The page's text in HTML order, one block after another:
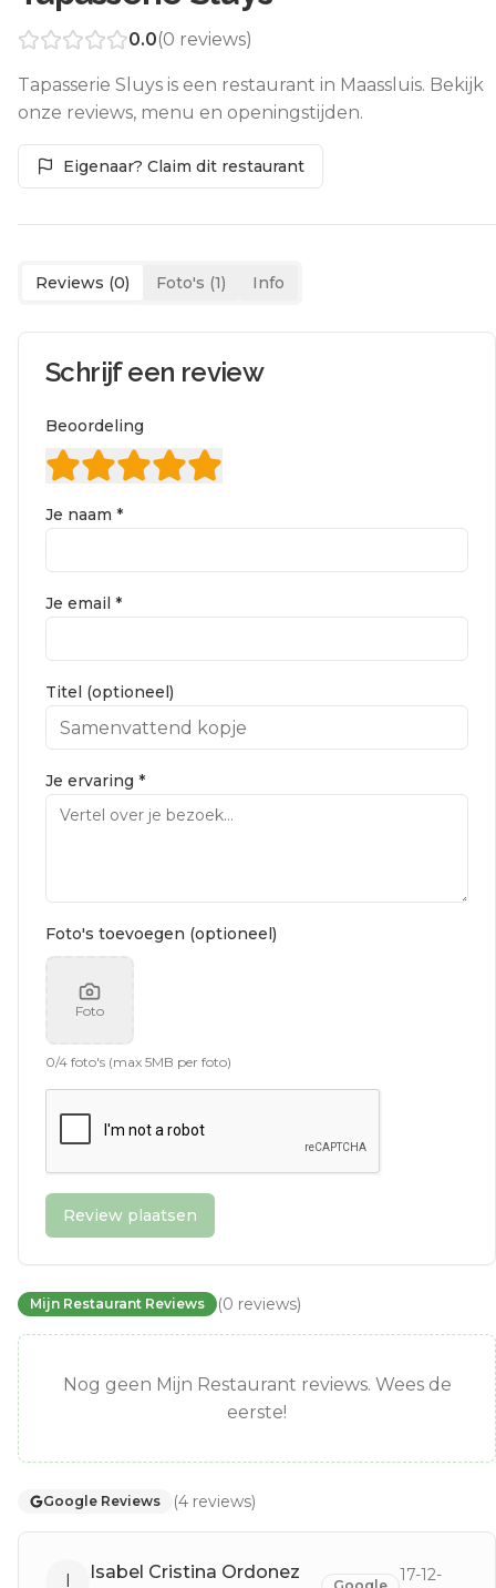
0.0(0 reviews)
Tapasserie Sluys is een restaurant in Maassluis. Bekijk
onze reviews, menu en openingstijden.
Eigenaar? Claim dit restaurant
Reviews (0) Foto's (1) Info
Schrijf een review
Beoordeling
Je naam *
Je email *
Titel (optioneel)
Je ervaring *
Foto's toevoegen (optioneel)
Foto
0/4 foto's (max 5MB per foto)
Review plaatsen
Mijn Restaurant Reviews (0 reviews)
Nog geen Mijn Restaurant reviews. Wees de
eerste!
Google Reviews (4 reviews)
I
Isabel Cristina Ordonez
17-12-